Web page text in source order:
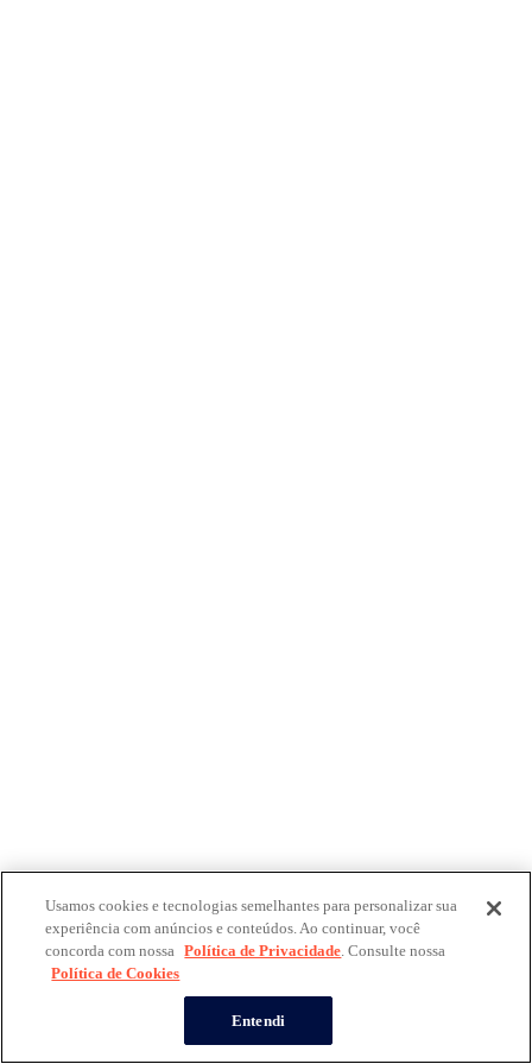
Usamos cookies e tecnologias semelhantes para personalizar sua
experiência com anúncios e conteúdos. Ao continuar, você
concorda com nossa Política de Privacidade. Consulte nossa
Política de Cookies
Entendi